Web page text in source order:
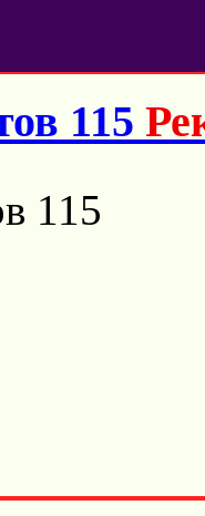
115
115